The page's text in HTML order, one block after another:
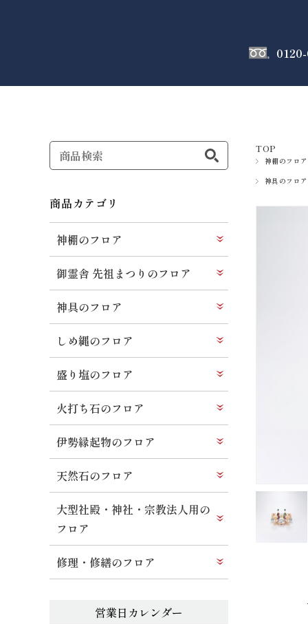
TOP
神棚のフロア
神具のフロア
商品カテゴリ
神棚のフロア
御霊舎 先祖まつりのフロア
神具のフロア
しめ縄のフロア
盛り塩のフロア
火打ち石のフロア
伊勢縁起物のフロア
天然石のフロア
大型社殿・神社・宗教法人用の
フロア
修理・修繕のフロア